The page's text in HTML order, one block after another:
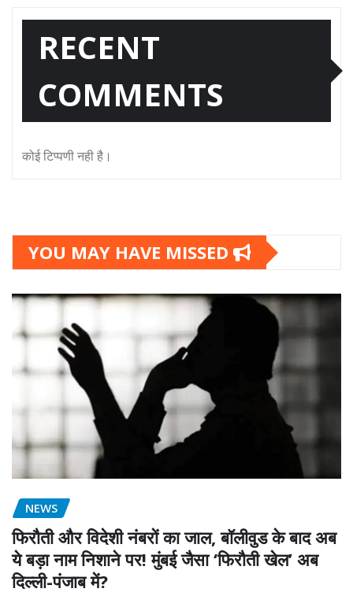
RECENT
COMMENTS
कोई टिप्पणी नही है।
YOU MAY HAVE MISSED
NEWS
फिरौती और विदेशी नंबरों का जाल, बॉलीवुड के बाद अब
ये बड़ा नाम निशाने पर! मुंबई जैसा ‘फिरौती खेल’ अब
दिल्ली-पंजाब में?